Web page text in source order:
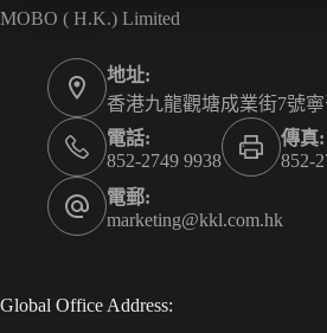
MOBO ( H.K.) Limited
地址:
香港九龍觀塘成業街7號
電話:
852-2749 9938
傳真:
852-
電郵:
marketing@kkl.com.hk
Global Office Address: